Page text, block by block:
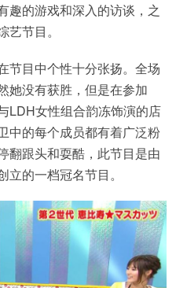
趣的游戏和深入的访谈，之
节目。
节目中个性十分张扬。全场
她没有获胜，但是在参加
LDH女性组合韵冻饰演的店
中的每个成员都有着广泛粉
翻跟头和耍酷，此节目是由
的一档冠名节目。